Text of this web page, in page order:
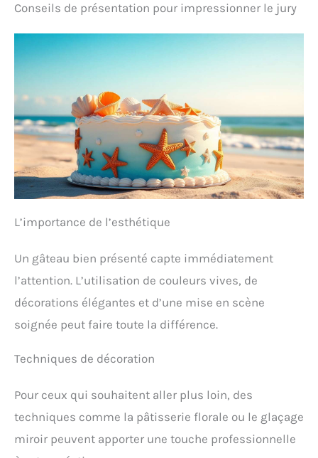
Conseils de présentation pour impressionner le jury
L’importance de l’esthétique
Un gâteau bien présenté capte immédiatement
l’attention. L’utilisation de couleurs vives, de
décorations élégantes et d’une mise en scène
soignée peut faire toute la différence.
Techniques de décoration
Pour ceux qui souhaitent aller plus loin, des
techniques comme la pâtisserie florale ou le glaçage
miroir peuvent apporter une touche professionnelle